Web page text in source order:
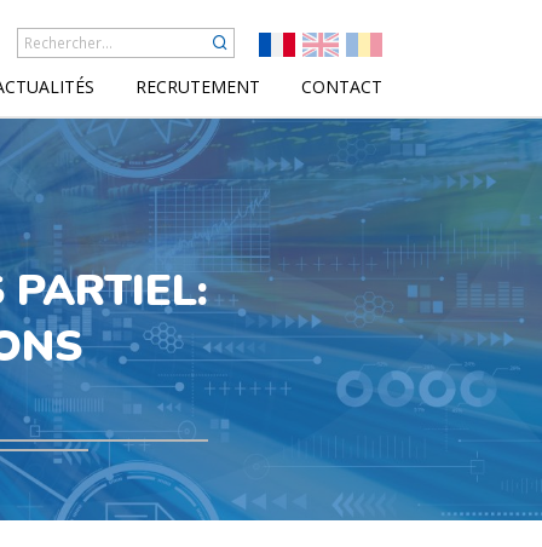
RECRUTEMENT CONTACT